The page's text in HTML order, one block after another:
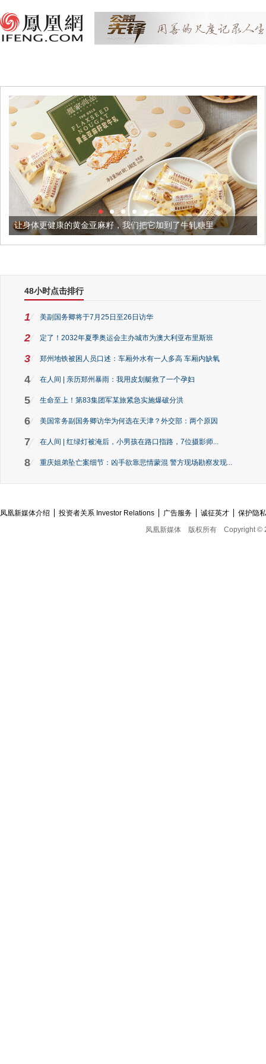
让身体更健康的黄金亚麻籽，我们把它加到了牛轧糖里
48小时点击排行
1 美副国务卿将于7月25日至26日访华
2 定了！2032年夏季奥运会主办城市为澳大利亚布里斯班
3 郑州地铁被困人员口述：车厢外水有一人多高 车厢内缺氧
4 在人间 | 亲历郑州暴雨：我用皮划艇救了一个孕妇
5 生命至上！第83集团军某旅紧急实施爆破分洪
6 美国常务副国务卿访华为何选在天津？外交部：两个原因
7 在人间 | 红绿灯被淹后，小男孩在路口指路，7位摄影师...
8 重庆姐弟坠亡案细节：凶手欲靠悲情蒙混 警方现场勘察发现...
凤凰新媒体介绍 投资者关系 Investor Relations 广告服务 诚征英才
保护隐
凤凰新媒体
版权所有 Copyright ©